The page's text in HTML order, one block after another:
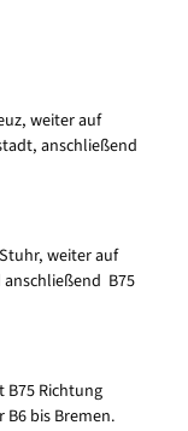
weiter auf
anschließend
weiter auf
B75
B75 Richtung
bis Bremen.